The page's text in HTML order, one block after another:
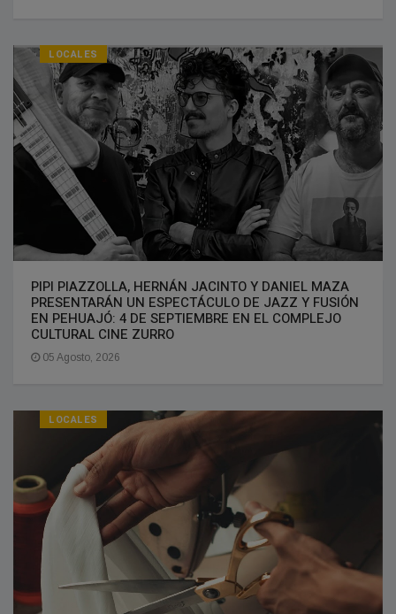
LOCALES
PIPI PIAZZOLLA, HERNÁN JACINTO Y DANIEL MAZA
PRESENTARÁN UN ESPECTÁCULO DE JAZZ Y FUSIÓN
EN PEHUAJÓ: 4 DE SEPTIEMBRE EN EL COMPLEJO
CULTURAL CINE ZURRO
05 Agosto, 2026
LOCALES